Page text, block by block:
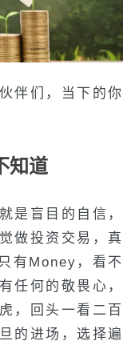
伴们，当下的你
知道
是盲目的自信，
做投资交易，真
有Money，看不
任何的敬畏心，
，回头一看二百
的进场，选择遍